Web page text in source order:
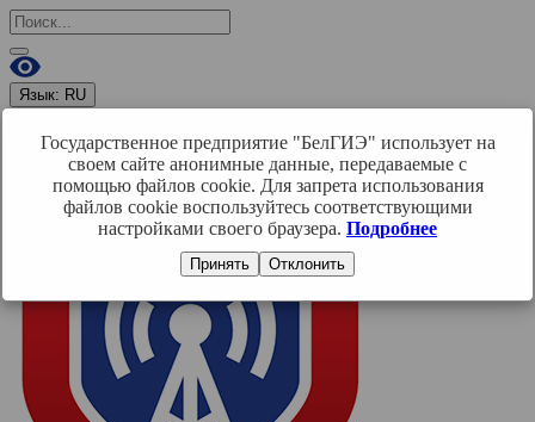
Язык: RU
Государственное предприятие "БелГИЭ" использует на
своем сайте анонимные данные, передаваемые с
помощью файлов cookie. Для запрета использования
файлов cookie воспользуйтесь соответствующими
настройками своего браузера. Подробнее
Принять Отклонить